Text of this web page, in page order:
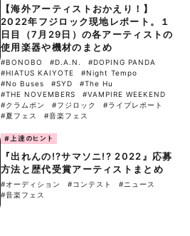
【海外アーティストおかえり！】
2022年フジロック現地レポート。１
日目（7月29日）の各アーティストの
使用楽器や機材のまとめ
#BONOBO #D.A.N.
#DOPING PANDA
#HIATUS KAIYOTE
#Night Tempo
#No Buses
#SYD
#The Hu
#THE NOVEMBERS
#VAMPIRE WEEKEND
#クラムボン
#フジロック
#ライブレポート
#夏フェス
#音楽フェス
#上達のヒント
『出れんの!?サマソニ!? 2022』応募
方法と歴代受賞アーティストまとめ
#オーディション #コンテスト
#ニュース
#音楽フェス